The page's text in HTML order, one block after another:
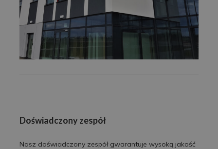
Doświadczony zespół
Nasz doświadczony zespół gwarantuje wysoką jakość